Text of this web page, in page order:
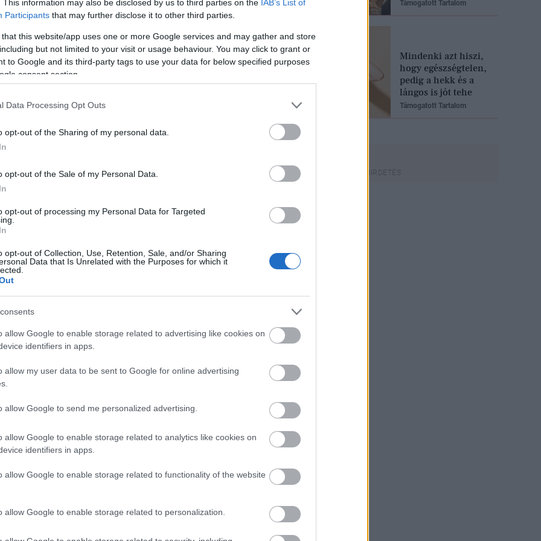
This information may also be disclosed by us to third parties on the IAB’s List of
Participants that may further disclose it to other third parties.
that this website/app uses one or more Google services and may gather and store
but not limited to your visit or usage behaviour. You may click to grant or
to Google and its third-party tags to use your data for below specified purposes
consent section.
Data Processing Opt Outs
opt-out of the Sharing of my personal data.
opt-out of the Sale of my Personal Data.
opt-out of processing my Personal Data for Targeted
opt-out of Collection, Use, Retention, Sale, and/or Sharing
Data that Is Unrelated with the Purposes for which it
allow Google to enable storage related to advertising like cookies on
identifiers in apps.
allow my user data to be sent to Google for online advertising
allow Google to send me personalized advertising.
allow Google to enable storage related to analytics like cookies on
identifiers in apps.
allow Google to enable storage related to functionality of the website
allow Google to enable storage related to personalization.
belekóstoltam a
hogy ebbe az irányba induljak
lényegében megérkeztem az
a leginkább szeret, vagy amiben a
ugyanolyan!Amikor bementem a
volt számomra, hogy hiába
az első időszakban?
megvolt a kapcsolatrendszerem,
feladat vállalkozói részétől. Az volt a
nem értek hozzá, nem is készültem
(Két év után aztán
ez, csak logikusan kell
egy puzzle: adta magát, mi lehet a
megtalálja a legjobb
akik rengeteget számítanak egy cég
kérdéssel fel lehet hívni. A
elég csak azokat az
és értenek a
magadban, a
mindenmentes élet a
legszebb
misszióddá vált a mentes
Támogatott Tartalom
Mindenki azt hiszi,
hogy egészségtelen,
pedig a hekk és a
lángos is jót tehe
Támogatott Tartalom